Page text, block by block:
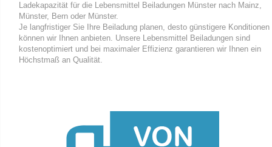
Ladekapazität für die Lebensmittel Beiladungen Münster nach Mainz,
Münster, Bern oder Münster.
Je langfristiger Sie Ihre Beiladung planen, desto günstigere Konditionen
können wir Ihnen anbieten. Unsere Lebensmittel Beiladungen sind
kostenoptimiert und bei maximaler Effizienz garantieren wir Ihnen ein
Höchstmaß an Qualität.